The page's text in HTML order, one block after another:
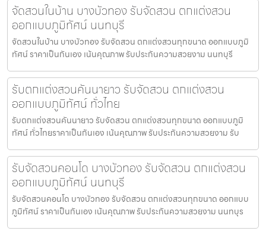
จัดสวนในบ้าน บางบัวทอง รับจัดสวน ตกแต่งสวน
ออกแบบภูมิทัศน์ นนทบุรี
จัดสวนในบ้าน บางบัวทอง รับจัดสวน ตกแต่งสวนทุกขนาด ออกแบบภูมิ
ทัศน์ ราคาเป็นกันเอง เน้นคุณภาพ รับประกันความสวยงาม นนทบุรี
รับตกแต่งสวนคันนายาว รับจัดสวน ตกแต่งสวน
ออกแบบภูมิทัศน์ ทั่วไทย
รับตกแต่งสวนคันนายาว รับจัดสวน ตกแต่งสวนทุกขนาด ออกแบบภูมิ
ทัศน์ ทั่วไทยราคาเป็นกันเอง เน้นคุณภาพ รับประกันความสวยงาม รับ
รับจัดสวนคอนโด บางบัวทอง รับจัดสวน ตกแต่งสวน
ออกแบบภูมิทัศน์ นนทบุรี
รับจัดสวนคอนโด บางบัวทอง รับจัดสวน ตกแต่งสวนทุกขนาด ออกแบบ
ภูมิทัศน์ ราคาเป็นกันเอง เน้นคุณภาพ รับประกันความสวยงาม นนทบุร